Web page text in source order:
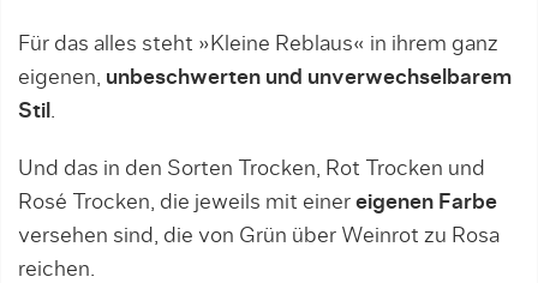
Für das alles steht »Kleine Reblaus« in ihrem ganz
eigenen, unbeschwerten und unverwechselbarem
Stil .
Und das in den Sorten Trocken, Rot Trocken und
Rosé Trocken, die jeweils mit einer eigenen Farbe
versehen sind, die von Grün über Weinrot zu Rosa
reichen.